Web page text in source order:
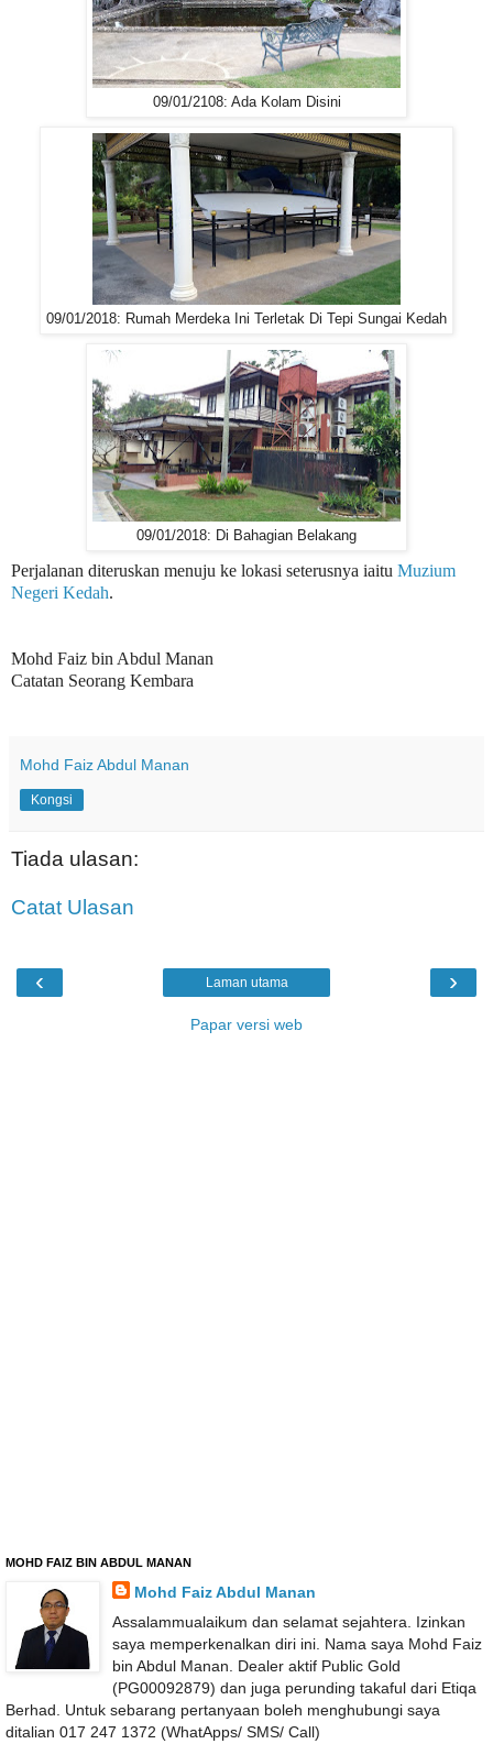
09/01/2108: Ada Kolam Disini
09/01/2018: Rumah Merdeka Ini Terletak Di Tepi Sungai Kedah
09/01/2018: Di Bahagian Belakang
Perjalanan diteruskan menuju ke lokasi seterusnya iaitu Muzium
Negeri Kedah.
Mohd Faiz bin Abdul Manan
Catatan Seorang Kembara
Mohd Faiz Abdul Manan
Kongsi
Tiada ulasan:
Catat Ulasan
‹ ›
Laman utama
Papar versi web
MOHD FAIZ BIN ABDUL MANAN
Mohd Faiz Abdul Manan
Assalammualaikum dan selamat sejahtera. Izinkan
saya memperkenalkan diri ini. Nama saya Mohd Faiz
bin Abdul Manan. Dealer aktif Public Gold
(PG00092879) dan juga perunding takaful dari Etiqa
Berhad. Untuk sebarang pertanyaan boleh menghubungi saya
ditalian 017 247 1372 (WhatApps/ SMS/ Call)